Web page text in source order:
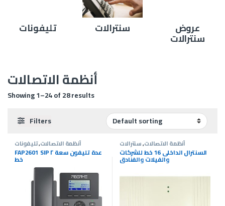
تليفونات سنترالات عروض
سنترالات
أنظمة الاتصالات
Showing 1–24 of 28 results
Filters
أنظمة الاتصالات,تليفونات
FAP2601 SIP عدة تليفون سعة ٢
خط
أنظمة الاتصالات,سنترالات
السنترال الداخلى 16 خط للشركات
والفيلات والفنادق